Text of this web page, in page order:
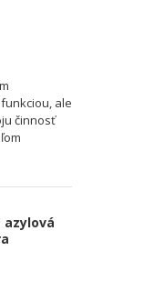
ale
činnosť